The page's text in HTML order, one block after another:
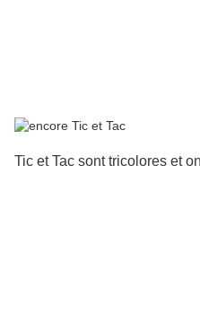
Tic et Tac sont tricolores et